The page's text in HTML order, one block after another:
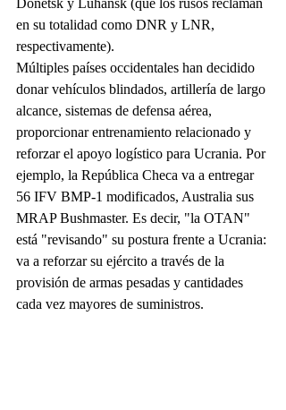
Donetsk y Luhansk (que los rusos reclaman
en su totalidad como DNR y LNR,
respectivamente).
Múltiples países occidentales han decidido
donar vehículos blindados, artillería de largo
alcance, sistemas de defensa aérea,
proporcionar entrenamiento relacionado y
reforzar el apoyo logístico para Ucrania. Por
ejemplo, la República Checa va a entregar
56 IFV BMP-1 modificados, Australia sus
MRAP Bushmaster. Es decir, "la OTAN"
está "revisando" su postura frente a Ucrania:
va a reforzar su ejército a través de la
provisión de armas pesadas y cantidades
cada vez mayores de suministros.